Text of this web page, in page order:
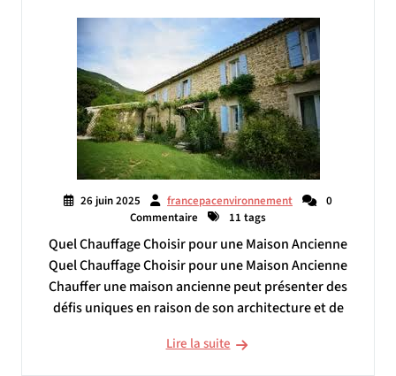
26 juin 2025 francepacenvironnement
0
Commentaire
11 tags
Quel Chauffage Choisir pour une Maison Ancienne
Quel Chauffage Choisir pour une Maison Ancienne
Chauffer une maison ancienne peut présenter des
défis uniques en raison de son architecture et de
Lire la suite